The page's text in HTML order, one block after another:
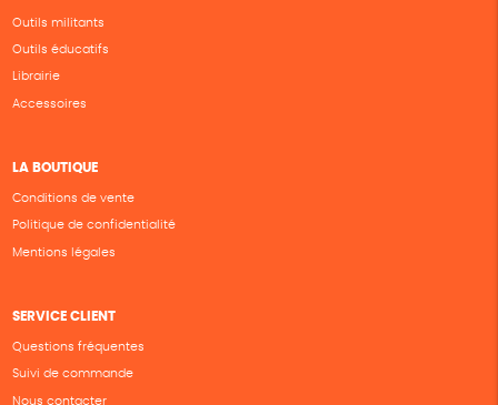
Outils militants
Outils éducatifs
Librairie
Accessoires
LA BOUTIQUE
Conditions de vente
Politique de confidentialité
Mentions légales
SERVICE CLIENT
Questions fréquentes
Suivi de commande
Nous contacter